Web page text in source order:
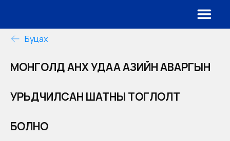
Буцах
МОНГОЛД АНХ УДАА АЗИЙН АВАРГЫН
УРЬДЧИЛСАН ШАТНЫ ТОГЛОЛТ
БОЛНО